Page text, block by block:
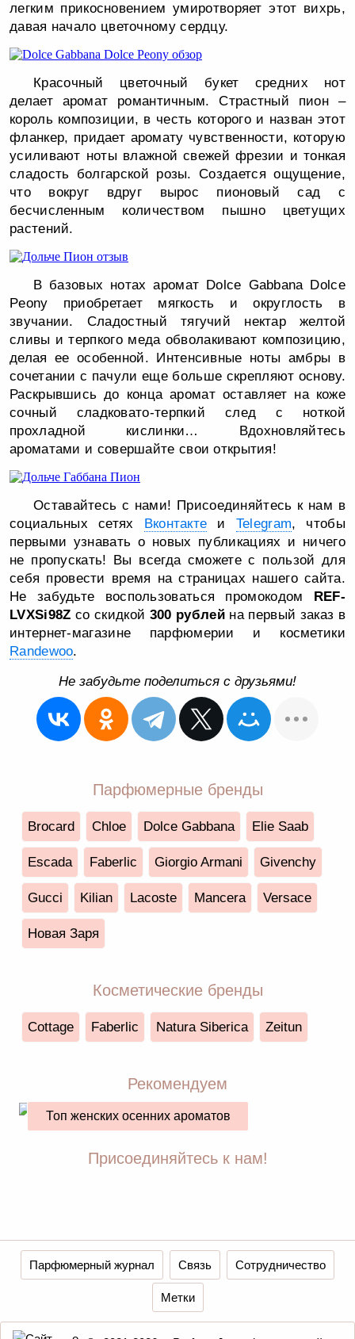
легким прикосновением умиротворяет этот вихрь,
давая начало цветочному сердцу.
Красочный цветочный букет средних нот
делает аромат романтичным. Страстный пион –
король композиции, в честь которого и назван этот
фланкер, придает аромату чувственности, которую
усиливают ноты влажной свежей фрезии и тонкая
сладость болгарской розы. Создается ощущение,
что вокруг вдруг вырос пионовый сад с
бесчисленным количеством пышно цветущих
растений.
В базовых нотах аромат Dolce Gabbana Dolce
Peony приобретает мягкость и округлость в
звучании. Сладостный тягучий нектар желтой
сливы и терпкого меда обволакивают композицию,
делая ее особенной. Интенсивные ноты амбры в
сочетании с пачули еще больше скрепляют основу.
Раскрывшись до конца аромат оставляет на коже
сочный сладковато-терпкий след с ноткой
прохладной кислинки… Вдохновляйтесь
ароматами и совершайте свои открытия!
Оставайтесь с нами! Присоединяйтесь к нам в
социальных сетях Вконтакте и Telegram, чтобы
первыми узнавать о новых публикациях и ничего
не пропускать! Вы всегда сможете с пользой для
себя провести время на страницах нашего сайта.
Не забудьте воспользоваться промокодом REF-
LVXSi98Z со скидкой 300 рублейна первый заказ в
интернет-магазине парфюмерии и косметики
Randewoo.
Не забудьте поделиться с друзьями!
Парфюмерные бренды
Brocard Chloe Dolce Gabbana Elie Saab
Escada Faberlic Giorgio Armani Givenchy
Gucci Kilian Lacoste Mancera Versace
Новая Заря
Косметические бренды
Cottage Faberlic Natura Siberica Zeitun
Рекомендуем
Топ женских осенних ароматов
Присоединяйтесь к нам!
Парфюмерный журнал Связь Сотрудничество
Метки